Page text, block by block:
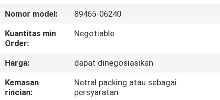
TUR
PABRIK
KONTROL
KUALITAS
Nomor model:
89465-06240
Kuantitas min
Order:
Negotiable
Harga:
dapat dinegosiasikan
Kemasan
rincian:
Netral packing atau sebagai
persyaratan